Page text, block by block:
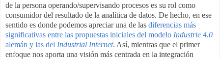
de la persona operando/supervisando procesos es su rol como
consumidor del resultado de la analítica de datos. De hecho, en ese
sentido es donde podemos apreciar una de las diferencias más
significativas entre las propuestas iniciales del modelo Industrie 4.0
alemán y las del Industrial Internet. Así, mientras que el primer
enfoque nos aporta una visión más centrada en la integración